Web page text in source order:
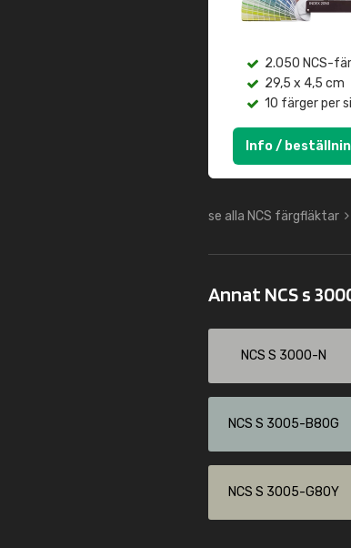
2.050 NCS-
29,5 x 4,5 cm
10 färger per
Info /
se alla NCS färgfläktar
Annat NCS s
NCS S 3000-N
NCS S 3005-B80G
NCS S 3005-G80Y